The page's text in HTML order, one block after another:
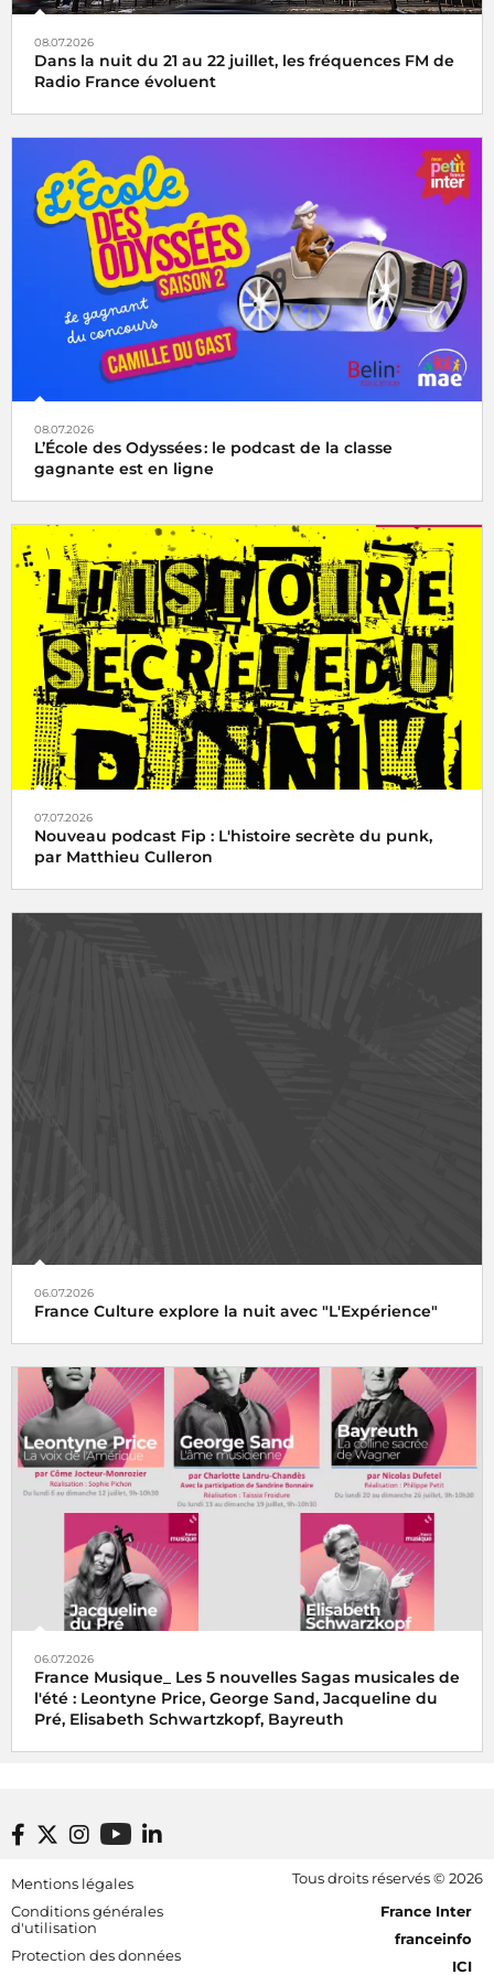
08.07.2026
Dans la nuit du 21 au 22 juillet, les fréquences FM de
Radio France évoluent
08.07.2026
L’École des Odyssées : le podcast de la classe
gagnante est en ligne
07.07.2026
Nouveau podcast Fip : L'histoire secrète du punk,
par Matthieu Culleron
06.07.2026
France Culture explore la nuit avec "L'Expérience"
06.07.2026
France Musique_ Les 5 nouvelles Sagas musicales de
l'été : Leontyne Price, George Sand, Jacqueline du
Pré, Elisabeth Schwartzkopf, Bayreuth
Footer bottom
Mentions légales
Conditions générales
d'utilisation
Protection des données
Tous droits réservés © 2026
[RDF] Pied de page - Mobile
France Inter
franceinfo
ICI